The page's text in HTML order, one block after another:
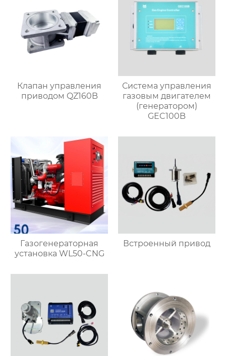
Клапан управления
приводом QZ160B
Система управления
газовым двигателем
(генератором)
GEC100B
Газогенераторная
установка WL50-CNG
Встроенный привод